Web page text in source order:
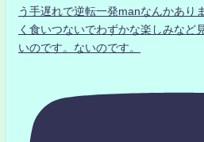
う手遅れで逆転一発manなんかあり
く食いつないでわずかな楽しみなど
いのです。ないのです。